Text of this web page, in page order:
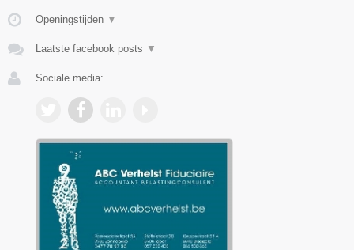
Openingstijden ▼
Laatste facebook posts ▼
Sociale media: